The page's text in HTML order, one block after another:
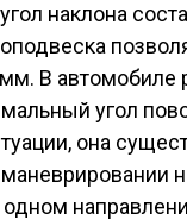
наклона
В автомобиле
угол
она